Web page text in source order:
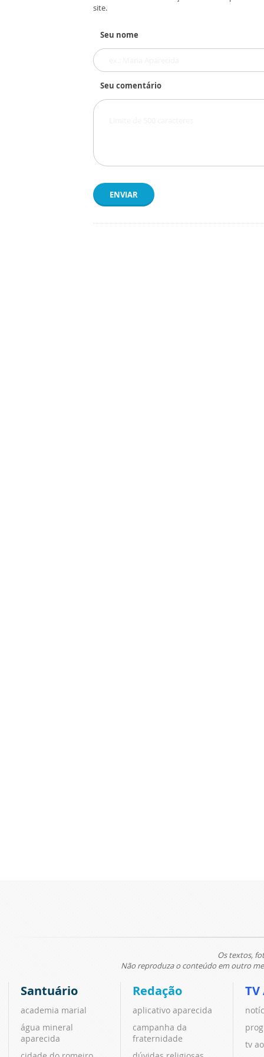
site.
Seu nome
Seu comentário
ENVIAR
Os textos,
Não reproduza o conteúdo em outro
Santuário
academia marial
água mineral
aparecida
Redação
aplicativo aparecida
campanha da
fraternidade
tv